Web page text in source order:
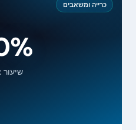
כרייה ומשאבים
שיעור